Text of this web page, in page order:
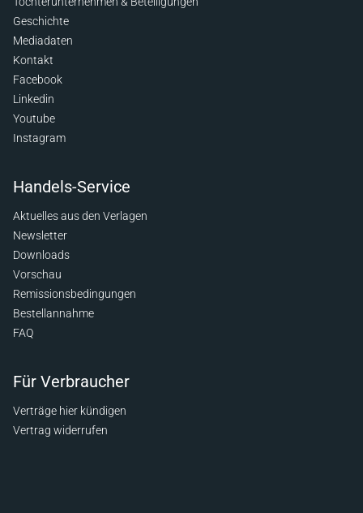
Geschichte
Mediadaten
Kontakt
Facebook
Linkedin
Youtube
Instagram
Handels-Service
Aktuelles aus den Verlagen
Newsletter
Downloads
Vorschau
Remissionsbedingungen
Bestellannahme
FAQ
Für Verbraucher
Verträge hier kündigen
Vertrag widerrufen